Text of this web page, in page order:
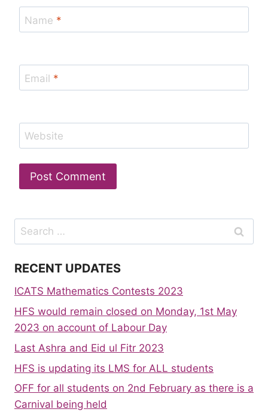
Name *
Email *
Website
Search
for:
RECENT UPDATES
ICATS Mathematics Contests 2023
HFS would remain closed on Monday, 1st May
2023 on account of Labour Day
Last Ashra and Eid ul Fitr 2023
HFS is updating its LMS for ALL students
OFF for all students on 2nd February as there is a
Carnival being held